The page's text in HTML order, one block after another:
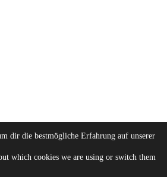
dir die bestmögliche Erfahrung auf unserer
which cookies we are using or switch them